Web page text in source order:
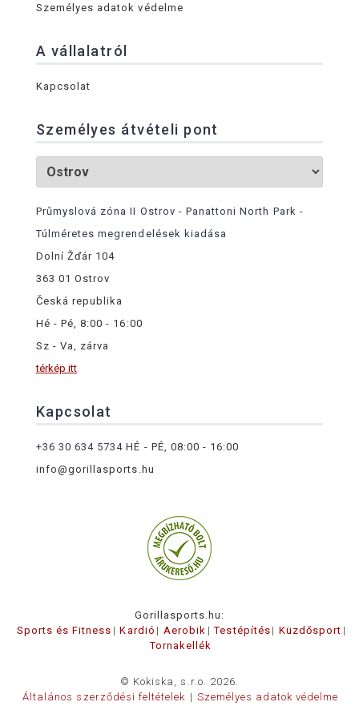
Személyes adatok védelme
A vállalatról
Kapcsolat
Személyes átvételi pont
Průmyslová zóna II Ostrov - Panattoni North Park -
Túlméretes megrendelések kiadása
Dolní Žďár 104
363 01 Ostrov
Česká republika
Hé - Pé, 8:00 - 16:00
Sz - Va, zárva
térkép itt
Kapcsolat
+36 30 634 5734 HÉ - PÉ, 08:00 - 16:00
info@gorillasports.hu
Gorillasports.hu:
Sports és Fitness
Kardió Aerobik Testépítés
Küzdősport
Tornakellék
© Kokiska, s.r.o. 2026.
Általános szerződési feltételek
Személyes adatok védelme